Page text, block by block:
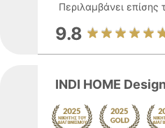
Περιλαμβάνει επίσης
9.8
INDI HOME